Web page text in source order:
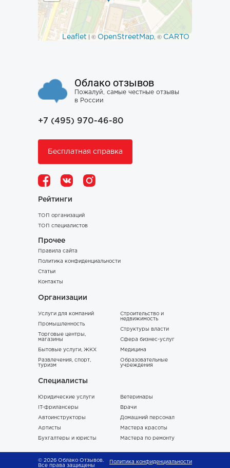
Leaflet | © OpenStreetMap, © CARTO
Облако отзывов
Пожалуй, самые честные отзывы
в России
+7 (495) 970-46-80
Бесплатная справка
Рейтинги
ТОП организаций
ТОП специалистов
Прочее
Правила сайта
Политика конфиденциальности
Статьи
Контакты
Организации
Услуги для компаний
Промышленность
Торговые центры,
магазины
Бытовые услуги, ЖКХ
Развлечения, спорт,
туризм
Строительство и
недвижимость
Структуры власти
Сфера бизнес-услуг
Медицина
Образовательные
учреждения
Специалисты
Юридические услуги
IT-фрилансеры
Автоинструкторы
Артисты
Бухгалтеры и юристы
Ветеринары
Врачи
Домашний персонал
Мастера красоты
Мастера по ремонту
© 2026 Облако Отзывов.
Все права защищены
Политика конфиденциальности